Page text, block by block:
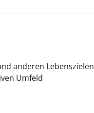
anderen Lebenszielen
Umfeld